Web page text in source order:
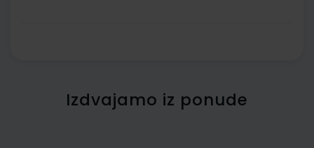
Izdvajamo iz ponude